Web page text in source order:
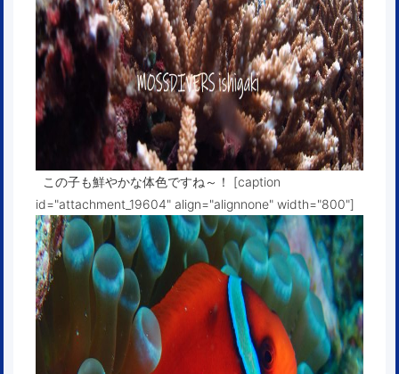
この子も鮮やかな体色ですね～！ [caption
id="attachment_19604" align="alignnone" width="800"]